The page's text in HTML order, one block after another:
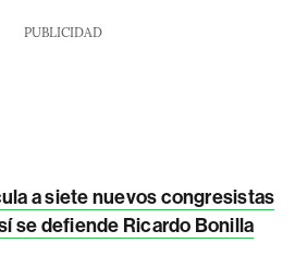
PUBLICIDAD
a siete nuevos congresistas
se defiende Ricardo Bonilla